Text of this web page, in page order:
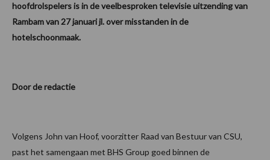
hoofdrolspelers is in de veelbesproken televisie uitzending van
Rambam van 27 januari jl. over misstanden in de
hotelschoonmaak.
Door de redactie
Volgens John van Hoof, voorzitter Raad van Bestuur van CSU,
past het samengaan met BHS Group goed binnen de